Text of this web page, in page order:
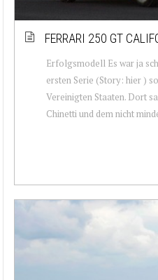
FERRARI 250 GT
Erfolgsmodell Es war ja
ersten Serie (Story: hier )
Vereinigten Staaten. Dort
Chinetti und dem nicht